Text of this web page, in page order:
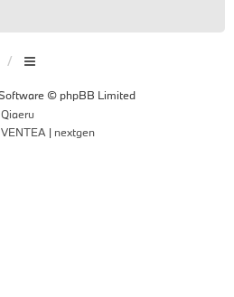
© phpBB Limited
Qiaeru
| nextgen